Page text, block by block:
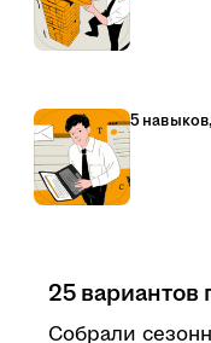
5
25 вариантов
Собрали